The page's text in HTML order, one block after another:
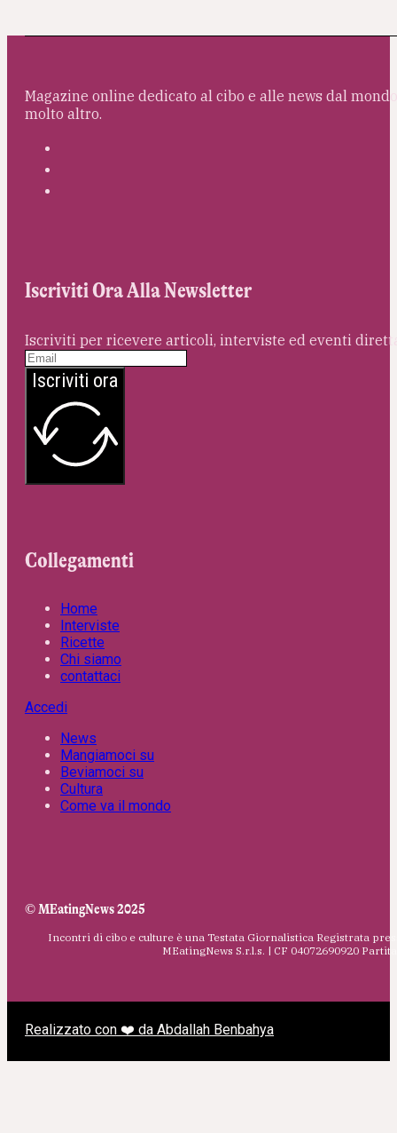
Magazine online dedicato al cibo e alle news dal
molto altro.
Iscriviti Ora Alla Newsletter
Iscriviti per ricevere articoli, interviste ed eventi
Iscriviti ora
Collegamenti
Home
Interviste
Ricette
Chi siamo
contattaci
Accedi
News
Mangiamoci su
Beviamoci su
Cultura
Come va il mondo
© MEatingNews 2025
Incontri di cibo e culture è una Testata Giornalistica Registrata
MEatingNews S.r.l.s. | CF 04072690920
Realizzato con ❤️ da Abdallah Benbahya